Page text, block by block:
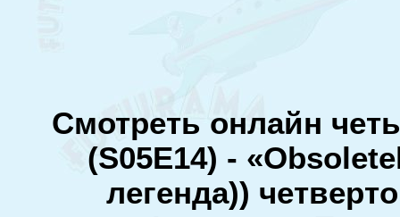
Смотреть онлайн
(S05E14) -
легенда))